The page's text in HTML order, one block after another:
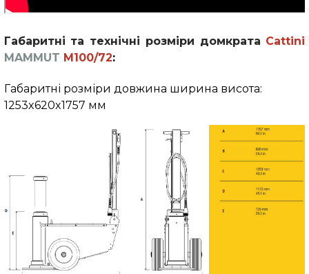
Габаритні та технічні розміри домкрата Cattini
MAMMUT M100/72:
Габаритні розміри довжина ширина висота:
1253x620x1757 мм